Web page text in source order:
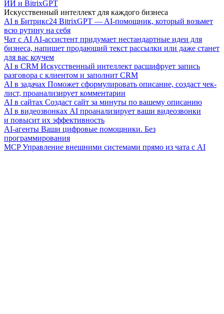
ИИ и BitrixGPT
Искусственный интеллект для каждого бизнеса
AI в Битрикс24 BitrixGPT — AI-помощник, который возьмет
всю рутину на себя
Чат с AI AI-ассистент придумает нестандартные идеи для
бизнеса, напишет продающий текст рассылки или даже станет
для вас коучем
AI в CRM Искусственный интеллект расшифрует запись
разговора с клиентом и заполнит CRM
AI в задачах Поможет сформулировать описание, создаст чек-
лист, проанализирует комментарии
AI в сайтах Создаст сайт за минуты по вашему описанию
AI в видеозвонках AI проанализирует ваши видеозвонки
и повысит их эффективность
AI-агенты Ваши цифровые помощники. Без
программирования
MCP Управление внешними системами прямо из чата с AI